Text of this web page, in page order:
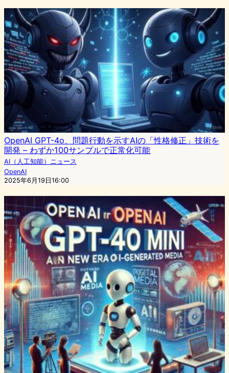
OpenAI GPT-4o、問題行動を示すAIの「性格修正」技術を
開発 – わずか100サンプルで正常化可能
AI（人工知能）ニュース
OpenAI
2025年6月19日16:00